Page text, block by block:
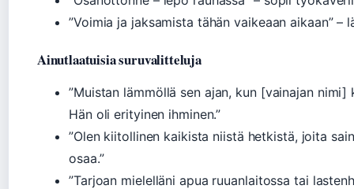
”Voimia ja jaksamista tähän vaikeaan aikaan” –
Ainutlaatuisia suruvalitteluja
”Muistan lämmöllä sen ajan, kun [vainajan
Hän oli erityinen ihminen.”
”Olen kiitollinen kaikista niistä hetkistä, joita
osaa.”
”Tarjoan mielelläni apua ruuanlaitossa tai